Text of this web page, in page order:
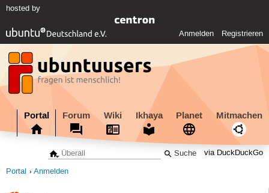
hosted by
Anmelden Registrieren
Portal Forum Wiki Ikhaya Planet Mitmachen
via DuckDuckGo
Portal Anmelden